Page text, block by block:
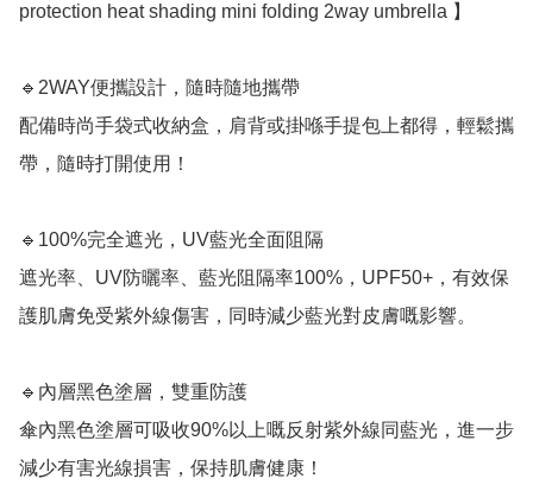
protection heat shading mini folding 2way umbrella 】
🔹2WAY便攜設計，隨時隨地攜帶
配備時尚手袋式收納盒，肩背或掛喺手提包上都得，輕鬆攜
帶，隨時打開使用！
🔹100%完全遮光，UV藍光全面阻隔
遮光率、UV防曬率、藍光阻隔率100%，UPF50+，有效保
護肌膚免受紫外線傷害，同時減少藍光對皮膚嘅影響。
🔹內層黑色塗層，雙重防護
傘內黑色塗層可吸收90%以上嘅反射紫外線同藍光，進一步
減少有害光線損害，保持肌膚健康！